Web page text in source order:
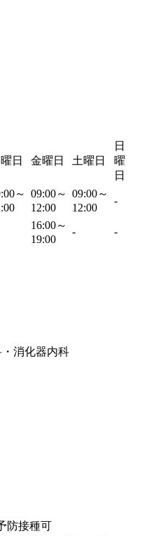
日 金曜日 土曜日
日
曜
日
～ 09:00～
12:00
09:00～
12:00
-
16:00～
19:00
- -
消化器内科
防接種可